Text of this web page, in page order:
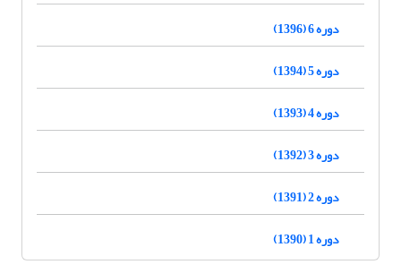
دوره 6 (1396)
دوره 5 (1394)
دوره 4 (1393)
دوره 3 (1392)
دوره 2 (1391)
دوره 1 (1390)